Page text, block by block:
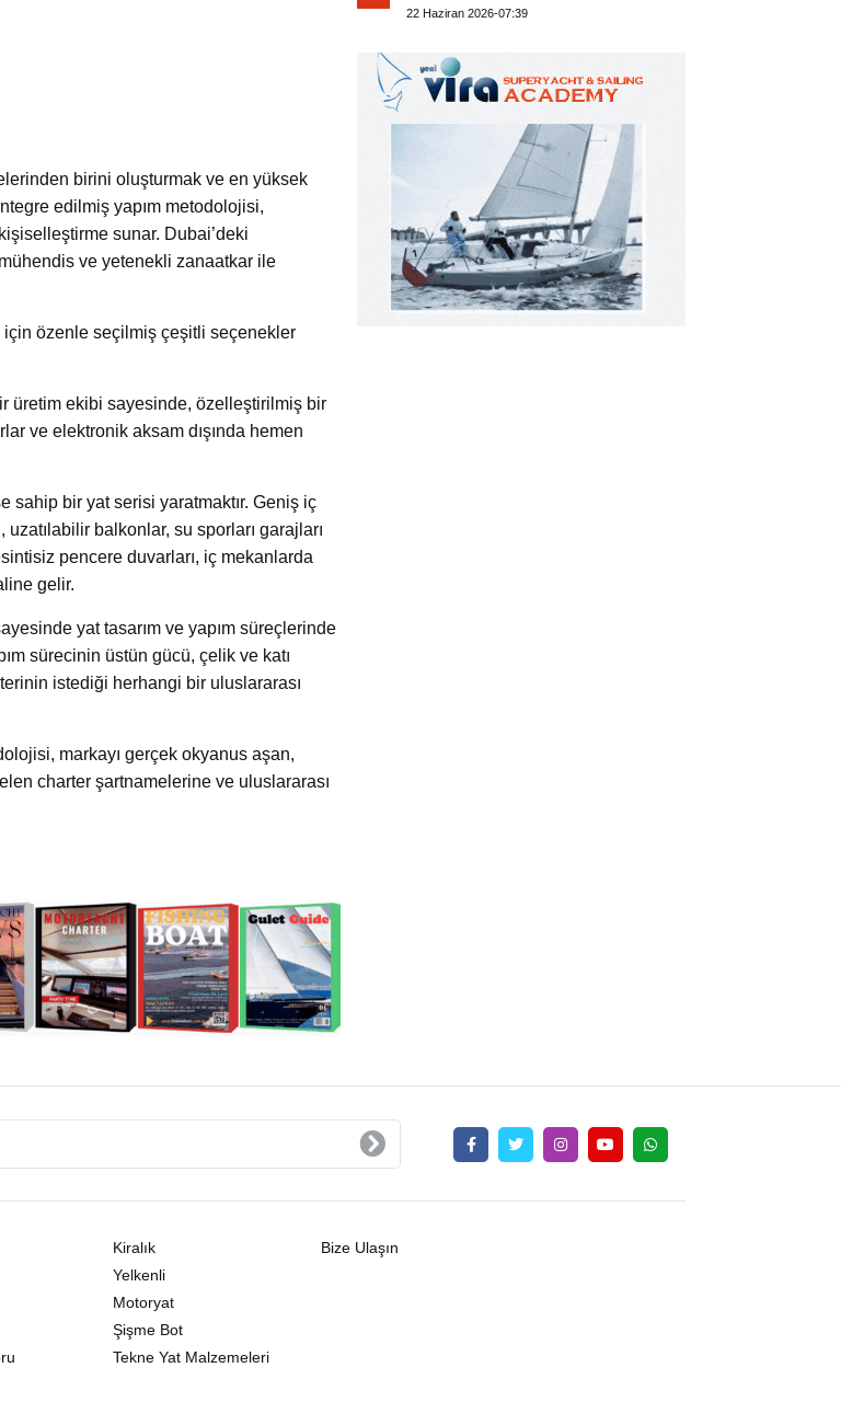
birini oluşturmak ve en yüksek
edilmiş yapım metodolojisi,
sunar. Dubai’deki
ve yetenekli zanaatkar ile
özenle seçilmiş çeşitli seçenekler
üretim ekibi sayesinde, özelleştirilmiş bir
ve elektronik aksam dışında hemen
sahip bir yat serisi yaratmaktır. Geniş iç
balkonlar, su sporları garajları
pencere duvarları, iç mekanlarda
gelir.
yat tasarım ve yapım süreçlerinde
sürecinin üstün gücü, çelik ve katı
istediği herhangi bir uluslararası
markayı gerçek okyanus aşan,
charter şartnamelerine ve uluslararası
22 Haziran 2026-07:39
Kiralık
Yelkenli
Motoryat
Şişme Bot
Tekne Yat Malzemeleri
Bize Ulaşın